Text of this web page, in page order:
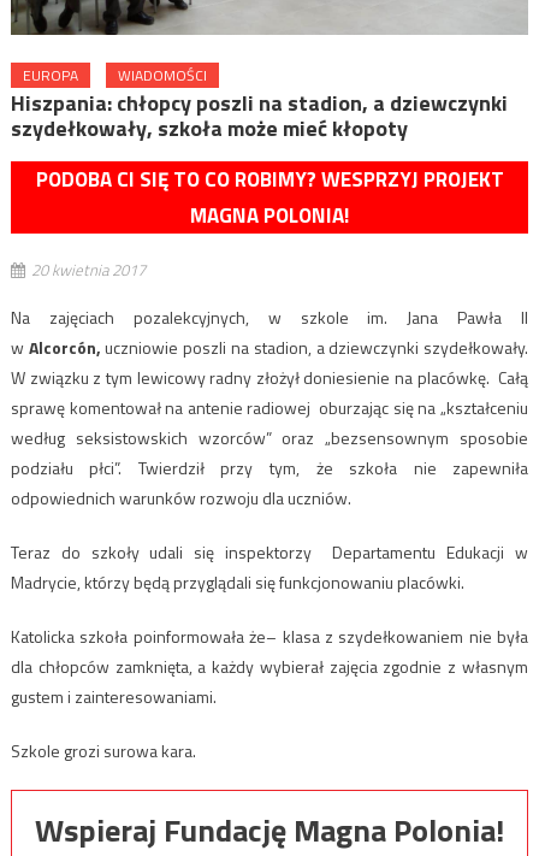
EUROPA WIADOMOŚCI
Hiszpania: chłopcy poszli na stadion, a dziewczynki
szydełkowały, szkoła może mieć kłopoty
PODOBA CI SIĘ TO CO ROBIMY? WESPRZYJ PROJEKT
MAGNA POLONIA!
20 kwietnia 2017
Na zajęciach pozalekcyjnych, w szkole im. Jana Pawła II
w Alcorcón,uczniowie poszli na stadion, a dziewczynki szydełkowały.
W związku z tym lewicowy radny złożył doniesienie na placówkę. Całą
sprawę komentował na antenie radiowej oburzając się na „kształceniu
według seksistowskich wzorców” oraz „bezsensownym sposobie
podziału płci”. Twierdził przy tym, że szkoła nie zapewniła
odpowiednich warunków rozwoju dla uczniów.
Teraz do szkoły udali się inspektorzy Departamentu Edukacji w
Madrycie, którzy będą przyglądali się funkcjonowaniu placówki.
Katolicka szkoła poinformowała że– klasa z szydełkowaniem nie była
dla chłopców zamknięta, a każdy wybierał zajęcia zgodnie z własnym
gustem i zainteresowaniami.
Szkole grozi surowa kara.
Wspieraj Fundację Magna Polonia!